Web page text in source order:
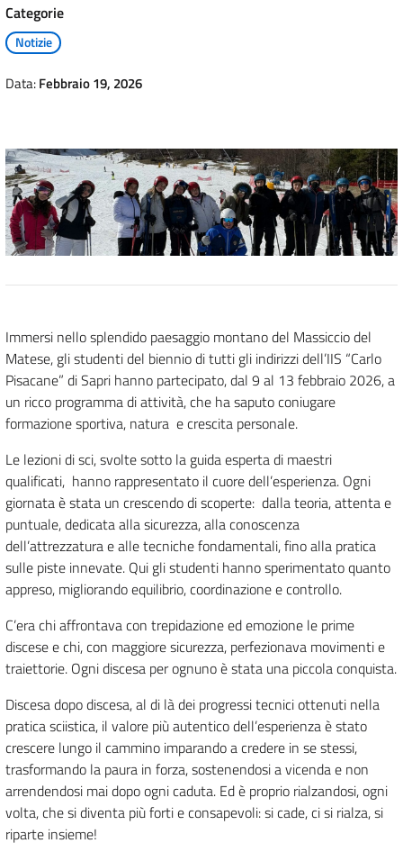
Categorie
Notizie
Data:Febbraio 19, 2026
Immersi nello splendido paesaggio montano del Massiccio del
Matese, gli studenti del biennio di tutti gli indirizzi dell’IIS “Carlo
Pisacane” di Sapri hanno partecipato, dal 9 al 13 febbraio 2026, a
un ricco programma di attività, che ha saputo coniugare
formazione sportiva, natura e crescita personale.
Le lezioni di sci, svolte sotto la guida esperta di maestri
qualificati, hanno rappresentato il cuore dell’esperienza. Ogni
giornata è stata un crescendo di scoperte: dalla teoria, attenta e
puntuale, dedicata alla sicurezza, alla conoscenza
dell’attrezzatura e alle tecniche fondamentali, fino alla pratica
sulle piste innevate. Qui gli studenti hanno sperimentato quanto
appreso, migliorando equilibrio, coordinazione e controllo.
C’era chi affrontava con trepidazione ed emozione le prime
discese e chi, con maggiore sicurezza, perfezionava movimenti e
traiettorie. Ogni discesa per ognuno è stata una piccola conquista.
Discesa dopo discesa, al di là dei progressi tecnici ottenuti nella
pratica sciistica, il valore più autentico dell’esperienza è stato
crescere lungo il cammino imparando a credere in se stessi,
trasformando la paura in forza, sostenendosi a vicenda e non
arrendendosi mai dopo ogni caduta. Ed è proprio rialzandosi, ogni
volta, che si diventa più forti e consapevoli: si cade, ci si rialza, si
riparte insieme!